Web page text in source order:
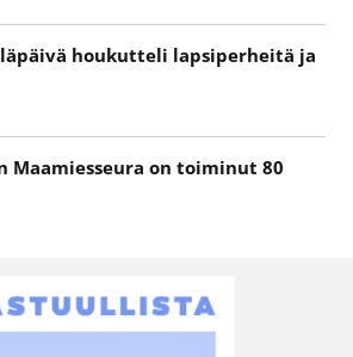
houkutteli lapsiperheitä ja
Maamiesseura on toiminut 80